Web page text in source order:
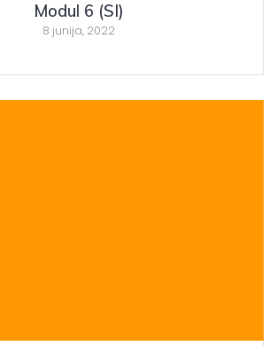
Modul 6 (SI)
8 junija, 2022